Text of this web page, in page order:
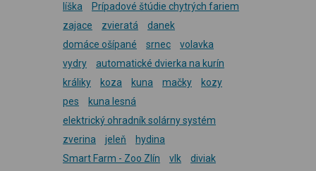
líška
Prípadové štúdie chytrých fariem
zajace
zvieratá
danek
domáce ošípané
srnec
volavka
vydry
automatické dvierka na kurín
králiky
koza kuna mačky
kozy
pes
kuna lesná
elektrický ohradník solárny systém
zverina
jeleň
hydina
Smart Farm - Zoo Zlín
vlk
diviak